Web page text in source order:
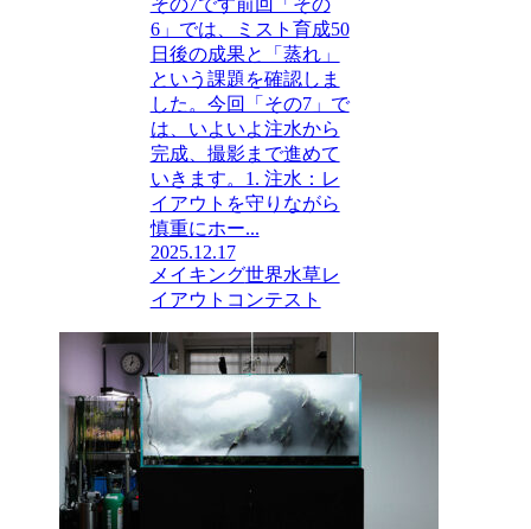
6」では、ミスト育成50
日後の成果と「蒸れ」
という課題を確認しま
した。今回「その7」で
は、いよいよ注水から
完成、撮影まで進めて
いきます。1. 注水：レ
イアウトを守りながら
慎重にホー...
2025.12.17
メイキング世界水草レ
イアウトコンテスト